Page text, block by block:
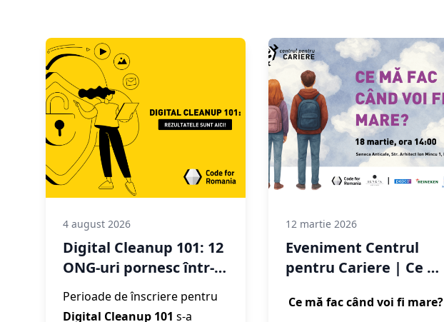
4 august 2026
Digital Cleanup 101: 12
ONG-uri pornesc într-
un proces de
transformare și
Perioade de înscriere pentru
Digital Cleanup 101 s-a
12 martie 2026
Eveniment Centrul
pentru Cariere | Ce mă
Ce mă fac când voi fi mare?